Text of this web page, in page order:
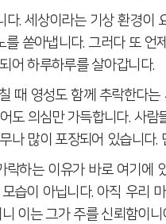
다.세상이라는 기상 환경이
를 쏟아냅니다.그러다 또 언
어 하루하루를 살아갑니다.
때 영성도 함께 추락한다는
도 의심만 가득합니다. 사람
나 많이 포장되어 있습니다.
락하는 이유가 바로 여기에
습이 아닙니다. 아직 우리
이는 그가 주를 신뢰함이니